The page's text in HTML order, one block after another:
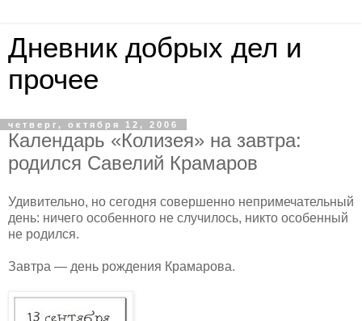
Дневник добрых дел и
прочее
четверг, октября 12, 2006
Календарь «Колизея» на завтра:
родился Савелий Крамаров
Удивительно, но сегодня совершенно непримечательный
день: ничего особенного не случилось, никто особенный
не родился.
Завтра — день рождения Крамарова.